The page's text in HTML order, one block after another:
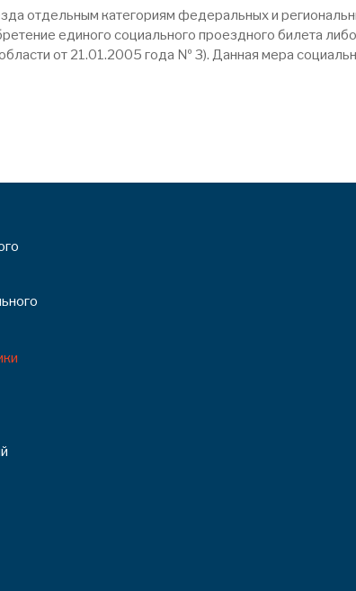
отдельным категориям федеральных и
единого социального проездного билета
от 21.01.2005 года № 3). Данная мера